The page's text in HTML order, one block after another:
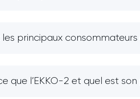
les principaux consommateurs
que l’EKKO-2 et quel est